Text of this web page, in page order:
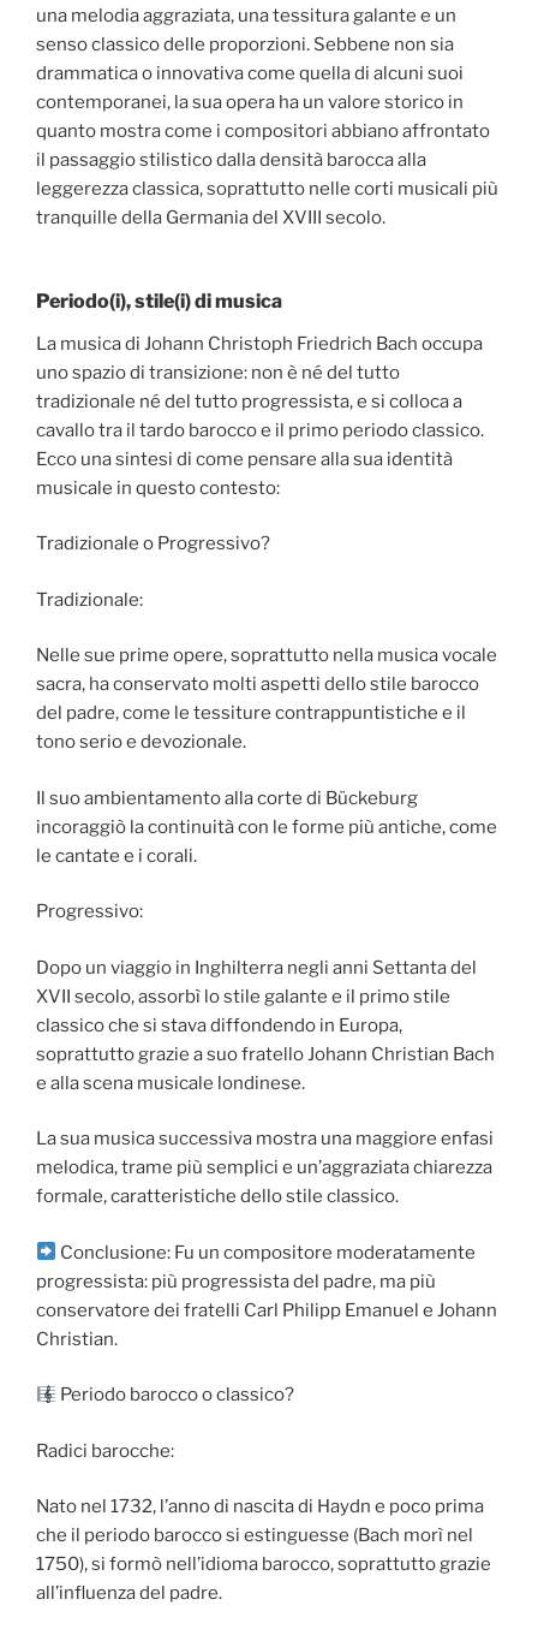
una melodia aggraziata, una tessitura galante e un
senso classico delle proporzioni. Sebbene non sia
drammatica o innovativa come quella di alcuni suoi
contemporanei, la sua opera ha un valore storico in
quanto mostra come i compositori abbiano affrontato
il passaggio stilistico dalla densità barocca alla
leggerezza classica, soprattutto nelle corti musicali più
tranquille della Germania del XVIII secolo.
Periodo(i), stile(i) di musica
La musica di Johann Christoph Friedrich Bach occupa
uno spazio di transizione: non è né del tutto
tradizionale né del tutto progressista, e si colloca a
cavallo tra il tardo barocco e il primo periodo classico.
Ecco una sintesi di come pensare alla sua identità
musicale in questo contesto:
Tradizionale o Progressivo?
Tradizionale:
Nelle sue prime opere, soprattutto nella musica vocale
sacra, ha conservato molti aspetti dello stile barocco
del padre, come le tessiture contrappuntistiche e il
tono serio e devozionale.
Il suo ambientamento alla corte di Bückeburg
incoraggiò la continuità con le forme più antiche, come
le cantate e i corali.
Progressivo:
Dopo un viaggio in Inghilterra negli anni Settanta del
XVII secolo, assorbì lo stile galante e il primo stile
classico che si stava diffondendo in Europa,
soprattutto grazie a suo fratello Johann Christian Bach
e alla scena musicale londinese.
La sua musica successiva mostra una maggiore enfasi
melodica, trame più semplici e un’aggraziata chiarezza
formale, caratteristiche dello stile classico.
Conclusione: Fu un compositore moderatamente
progressista: più progressista del padre, ma più
conservatore dei fratelli Carl Philipp Emanuel e Johann
Christian.
Periodo barocco o classico?
Radici barocche:
Nato nel 1732, l’anno di nascita di Haydn e poco prima
che il periodo barocco si estinguesse (Bach morì nel
1750), si formò nell’idioma barocco, soprattutto grazie
all’influenza del padre.